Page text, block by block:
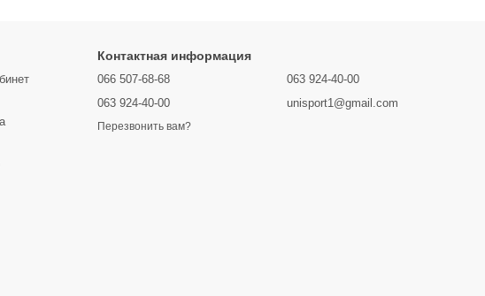
Контактная информация
066 507-68-68
063 924-40-00
Перезвонить вам?
063 924-40-00
unisport1@gmail.com